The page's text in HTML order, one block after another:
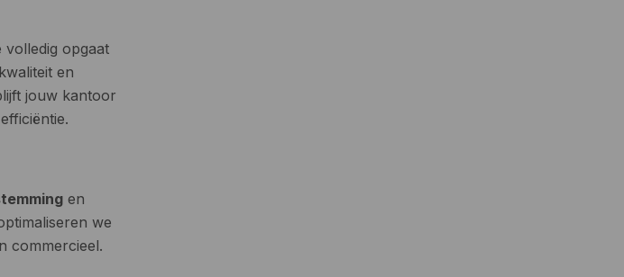
opgaat
en
jouw kantoor
en
we
commercieel.